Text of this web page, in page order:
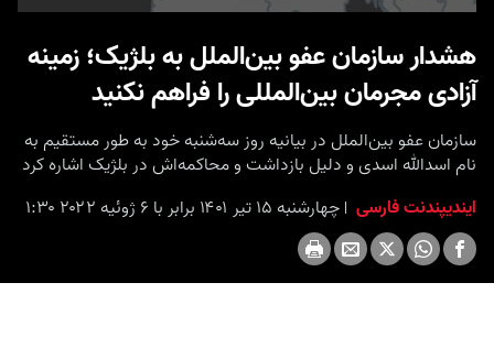
ofهشدار سازمان عفو بین‌الملل به بلژیک؛ زمینه
آزادی مجرمان بین‌‌المللی را فراهم نکنید
سازمان عفو بین‌الملل در بیانیه روز سه‌شنبه خود به طور مستقیم به
نام اسد‌الله اسدی و دلیل بازداشت و محاکمه‌اش در بلژیک اشاره کرد
ایندیپندنت فارسی چهارشنبه ۱۵ تیر ۱۴۰۱ برابر با ۶ ژوئیه ۲۰۲۲ ۱:۳۰